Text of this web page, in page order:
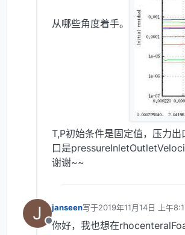
从哪些角度着手。
T,P初始条件是固定值，压力
口是
谢谢~~
J
离线
janseen写于2019年11月14日 上午
最后由 编辑
你好，我也想在